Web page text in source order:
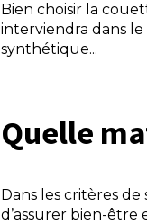
Bien choisir la
interviendra dans
synthétique...
Quelle
Dans les critères
d’assurer bien-